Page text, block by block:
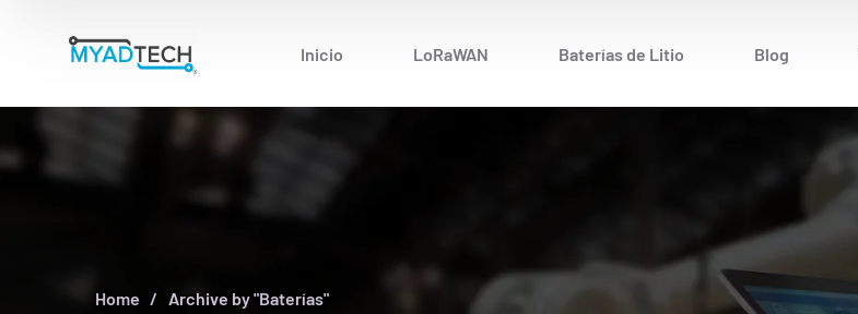
Inicio LoRaWAN Baterías de Litio Blog
Home Archive by "Baterías"